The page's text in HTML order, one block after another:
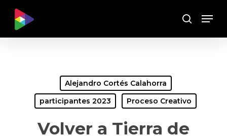
main
Buscar
Menu
Alejandro Cortés Calahorra
participantes 2023
Proceso Creativo
Volver a Tierra de